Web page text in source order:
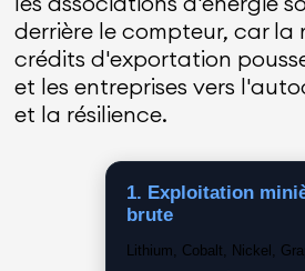
derrière le compteur, car la
crédits d'exportation
et les entreprises vers
et la résilience.
1. Exploitation
brute
Lithium, Cobalt, Nickel,